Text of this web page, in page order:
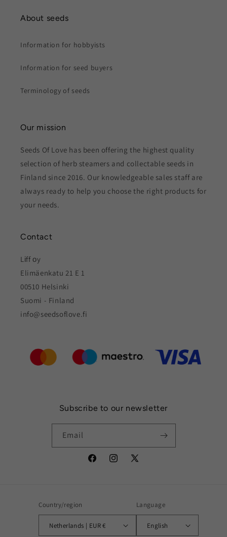
About seeds
Information for hobbyists
Information for seed buyers
Terminology of seeds
Our mission
Seeds Of Love has been offering the highest quality
selection of herb steamers and collectable seeds in
Finland since 2016. Our knowledgeable sales staff are
always ready to help you choose the right products for
your needs.
Contact
Lіff оy
Elimäenkatu 21 E 1
00510 Helsinki
Suomi - Finland
info@seedsoflove.fi
Subscribe to our newsletter
Email
FacebookInstagram
X
Country/region
Netherlands | EUR €
Language
English